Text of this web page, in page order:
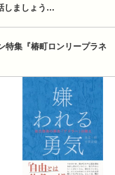
しましょう…
特集『椿町ロンリープラネ